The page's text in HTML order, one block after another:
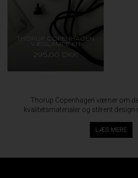
THORUP COPENHAGEN
VÆGLAMPE KIT
295,00 DKK
Thorup Copenhagen værner om
kvalitetsmaterialer og stilrent design
LÆS MERE